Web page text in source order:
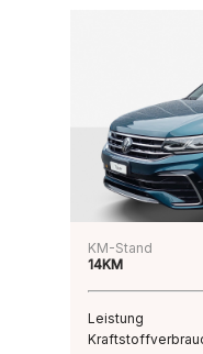
KM-Stand
14KM
Leistung